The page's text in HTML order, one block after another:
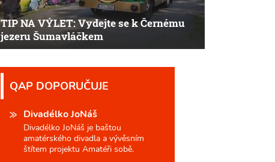
TIP NA VÝLET: Vydejte se k Černému
jezeru Šumavláčkem
QAP DOPORUČUJE
Divadélko JoNáš
Divadélko JoNáš je baštou
amatérského divadla a vývěsním
štítem projektu Amatéři sobě.